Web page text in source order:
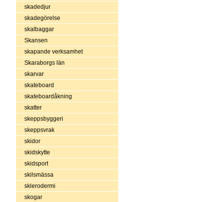
skadedjur
skadegörelse
skalbaggar
Skansen
skapande verksamhet
Skaraborgs län
skarvar
skateboard
skateboardåkning
skatter
skeppsbyggeri
skeppsvrak
skidor
skidskytte
skidsport
skilsmässa
sklerodermi
skogar